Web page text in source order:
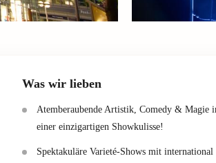
Was wir lieben
Atemberaubende Artistik, Comedy & Magie
einer einzigartigen Showkulisse!
Spektakuläre Varieté-Shows mit international